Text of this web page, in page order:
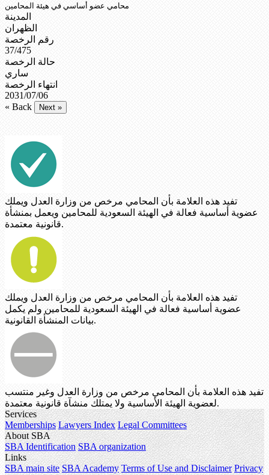
محامي عضو أساسي في هيئة المحامين
المدينة
الظهران
رقم الرخصة
37/475
حالة الرخصة
ساري
انتهاء الرخصة
2031/07/06
« Back
Next »
تفيد هذه العلامة بأن المحامي مرخص من وزارة العدل ويملك
عضوية أساسية فعالة في الهيئة السعودية للمحامين ويعمل بمنشأة
قانونية معتمدة.
تفيد هذه العلامة بأن المحامي مرخص من وزارة العدل ويملك
عضوية أساسية فعالة في الهيئة السعودية للمحامين ولم يكمل
بيانات المنشأة القانونية.
تفيد هذه العلامة بأن المحامي مرخص من وزارة العدل وغير منتسب
لعضوية الهيئة الأساسية ولا يمتلك منشآة قانونية معتمدة.
Services
Memberships Lawyers Index Legal Committees
About SBA
SBA Identification SBA organization
Links
SBA main site SBA Academy Terms of Use and Disclaimer Privacy